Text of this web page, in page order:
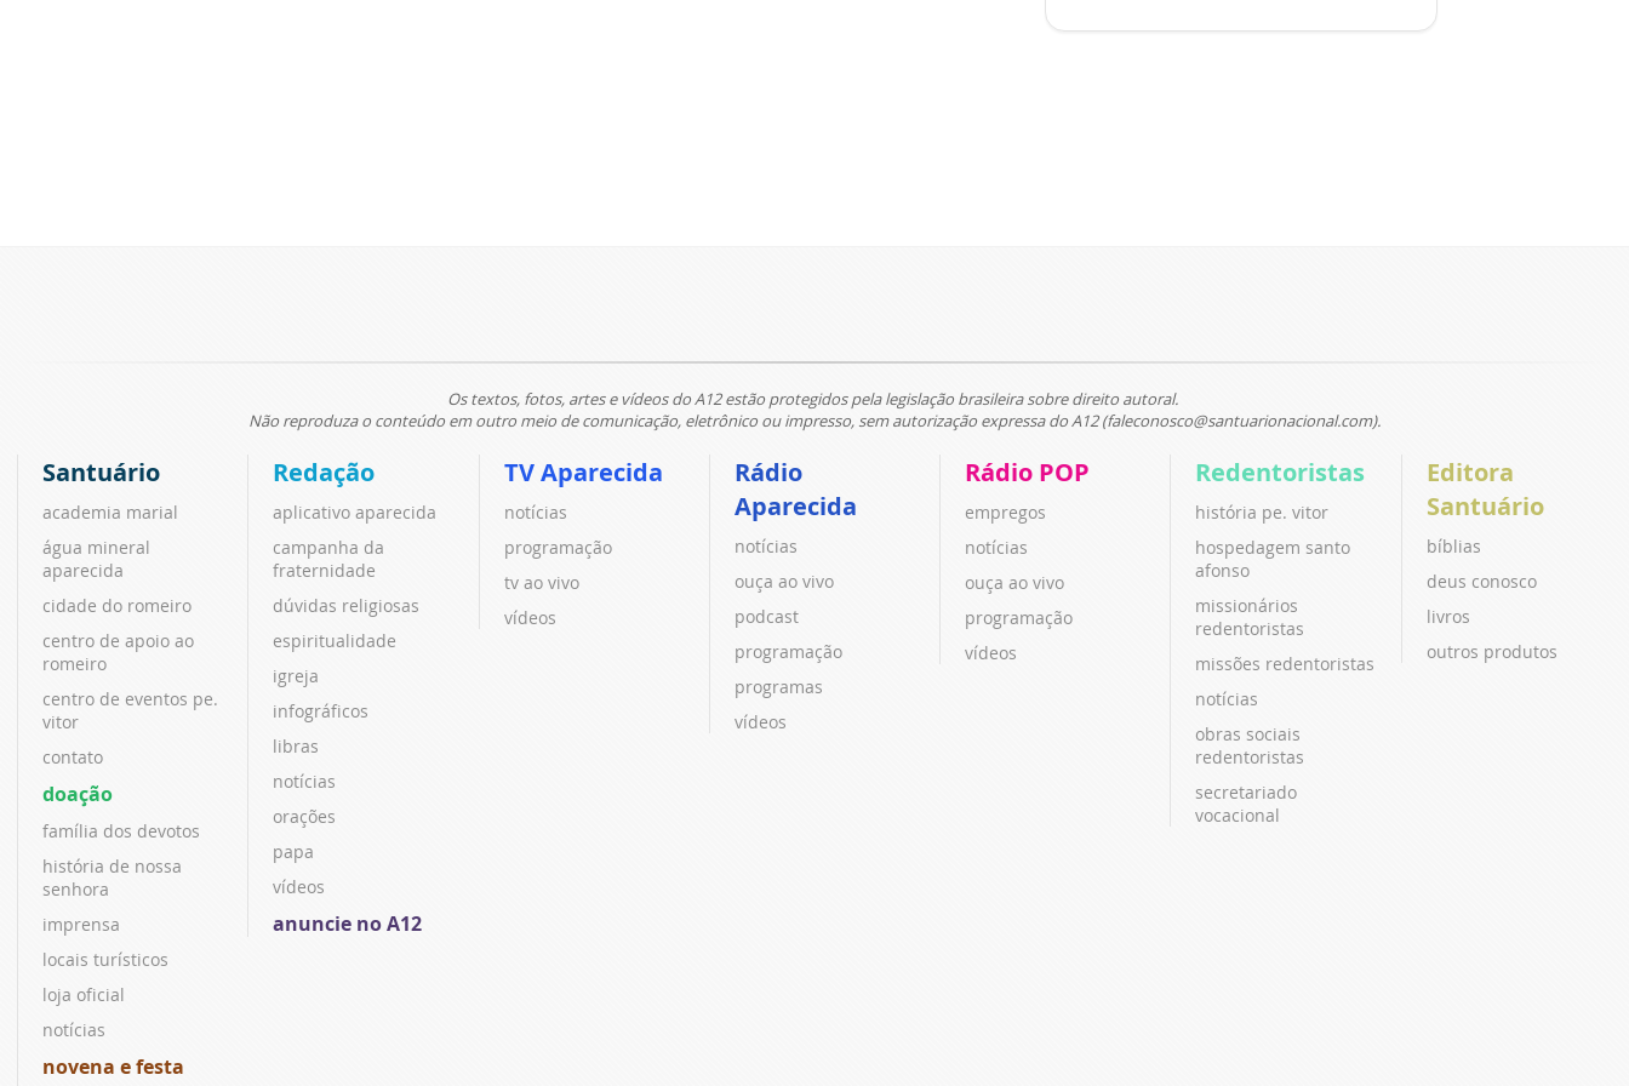
Os textos, fotos, artes e vídeos do A12 estão protegidos pela legislação brasileira sobre direito autoral.
Não reproduza o conteúdo em outro meio de comunicação, eletrônico ou impresso, sem autorização expressa do A12 (faleconosco@santuarionacional.com).
Santuário
academia marial
água mineral
aparecida
cidade do romeiro
centro de apoio ao
romeiro
centro de eventos pe.
vitor
contato
doação
família dos devotos
história de nossa
senhora
imprensa
locais turísticos
loja oficial
notícias
novena e festa
Redação
aplicativo aparecida
campanha da
fraternidade
dúvidas religiosas
espiritualidade
igreja
infográficos
libras
notícias
orações
papa
vídeos
anuncie no A12
TV Aparecida
notícias
programação
tv ao vivo
vídeos
Rádio
Aparecida
notícias
ouça ao vivo
podcast
programação
programas
vídeos
Rádio POP
empregos
notícias
ouça ao vivo
programação
vídeos
Redentoristas
história pe. vitor
hospedagem santo
afonso
missionários
redentoristas
missões redentoristas
notícias
obras sociais
redentoristas
secretariado
vocacional
Editora
Santuário
bíblias
deus conosco
livros
outros produtos